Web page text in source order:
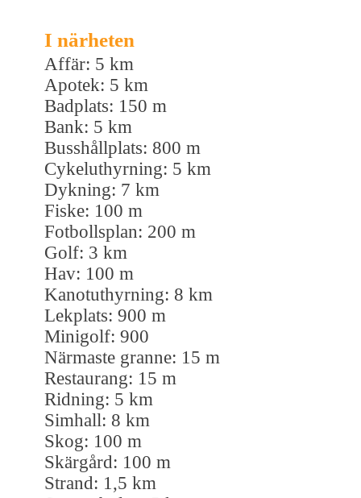
I närheten
Affär: 5 km
Apotek: 5 km
Badplats: 150 m
Bank: 5 km
Busshållplats: 800 m
Cykeluthyrning: 5 km
Dykning: 7 km
Fiske: 100 m
Fotbollsplan: 200 m
Golf: 3 km
Hav: 100 m
Kanotuthyrning: 8 km
Lekplats: 900 m
Minigolf: 900
Närmaste granne: 15 m
Restaurang: 15 m
Ridning: 5 km
Simhall: 8 km
Skog: 100 m
Skärgård: 100 m
Strand: 1,5 km